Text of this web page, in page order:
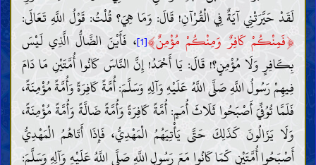
لَقَدْ حَيَّرَتْنِي آيَةٌ فِي الْقُرْآنِ! قَالَ: وَمَا هِيَ؟ قُلْتُ: قَوْلُ اللَّهِ تَعَالَى:
﴿فَمِنْكُمْ كَافِرٌ وَمِنْكُمْ مُؤْمِنٌ﴾[1] ، فَأَيْنَ الضَّالُّ الَّذِي لَيْسَ
بِكَافِرٍ وَلَا مُؤْمِنٍ؟! قَالَ: يَا أَحْمَدُ! إِنَّ النَّاسَ كَانُوا أُمَّتَيْنِ مَا دَامَ
فِيهِمْ رَسُولُ اللَّهِ صَلَّى اللَّهُ عَلَيْهِ وَآلِهِ وَسَلَّمَ: أُمَّةً كَافِرَةً وَأُمَّةً مُؤْمِنَةً،
فَلَمَّا تُوُفِّيَ أَصْبَحُوا ثَلَاثَ أُمَمٍ: أُمَّةً كَافِرَةً وَأُمَّةً ضَالَّةً وَأُمَّةً مُؤْمِنَةً،
وَلَا يَزَالُونَ كَذَلِكَ حَتَّى يَأْتِيَهُمُ الْمَهْدِيُّ، فَإِذَا أَتَاهُمُ الْمَهْدِيُّ
أَصْبَحُوا أُمَّتَيْنِ كَمَا كَانُوا مَعَ رَسُولِ اللَّهِ صَلَّى اللَّهُ عَلَيْهِ وَآلِهِ وَسَلَّمَ: